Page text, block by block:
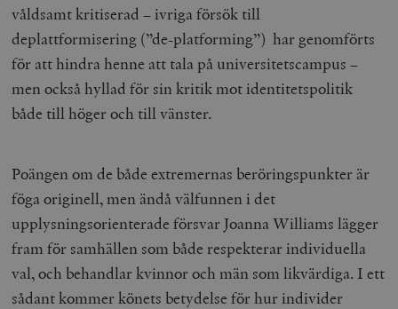
våldsamt kritiserad – ivriga försök till
deplattformisering (”de-platforming”) har genomförts
för att hindra henne att tala på universitetscampus –
men också hyllad för sin kritik mot identitetspolitik
både till höger och till vänster.
Poängen om de både extremernas beröringspunkter är
föga originell, men ändå välfunnen i det
upplysningsorienterade försvar Joanna Williams lägger
fram för samhällen som både respekterar individuella
val, och behandlar kvinnor och män som likvärdiga. I ett
sådant kommer könets betydelse för hur individer